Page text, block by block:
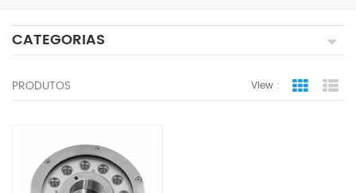
CATEGORIAS
PRODUTOS View : Grid View